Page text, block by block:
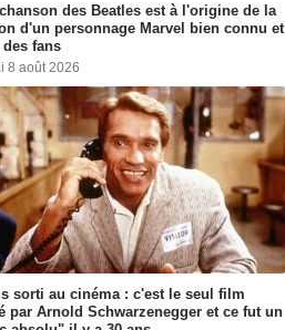
des Beatles est à l'origine de la
d'un personnage Marvel bien connu et
des fans
8 août 2026
sorti au cinéma : c'est le seul film
par Arnold Schwarzenegger et ce fut un